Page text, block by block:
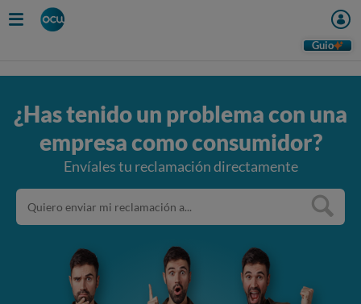
Guio
¿Has tenido un problema con una
empresa como consumidor?
Envíales tu reclamación directamente
una